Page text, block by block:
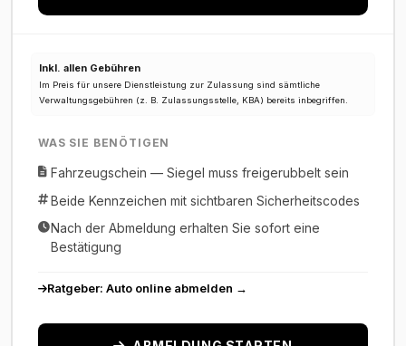
Inkl. allen Gebühren
Im Preis für unsere Dienstleistung zur Zulassung sind sämtliche
Verwaltungsgebühren (z. B. Zulassungsstelle, KBA) bereits inbegriffen.
WAS SIE BENÖTIGEN
Fahrzeugschein — Siegel muss freigerubbelt sein
Beide Kennzeichen mit sichtbaren Sicherheitscodes
Nach der Abmeldung erhalten Sie sofort eine
Bestätigung
Ratgeber: Auto online abmelden →